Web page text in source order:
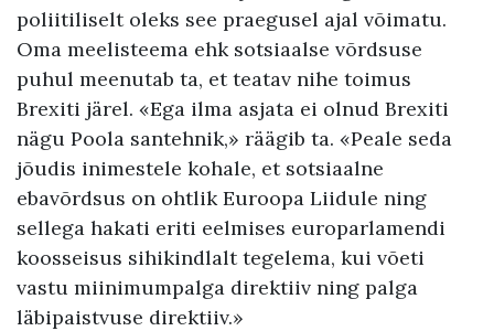
poliitiliselt oleks see praegusel ajal võimatu.
Oma meelisteema ehk sotsiaalse võrdsuse
puhul meenutab ta, et teatav nihe toimus
Brexiti järel. «Ega ilma asjata ei olnud Brexiti
nägu Poola santehnik,» räägib ta. «Peale seda
jõudis inimestele kohale, et sotsiaalne
ebavõrdsus on ohtlik Euroopa Liidule ning
sellega hakati eriti eelmises europarlamendi
koosseisus sihikindlalt tegelema, kui võeti
vastu miinimumpalga direktiiv ning palga
läbipaistvuse direktiiv.»